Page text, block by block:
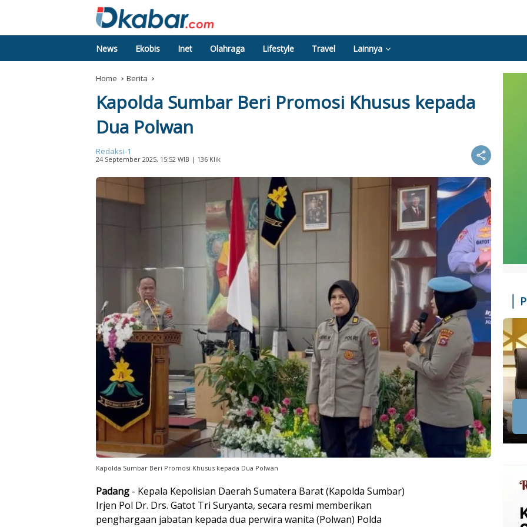
News Ekobis Inet Olahraga Lifestyle Travel Lainnya
Home Berita
Kapolda Sumbar Beri Promosi Khusus kepada
Dua Polwan
Redaksi-1
24 September 2025, 15:52 WIB | 136 Klik
Kapolda Sumbar Beri Promosi Khusus kepada Dua Polwan
Padang - Kepala Kepolisian Daerah Sumatera Barat (Kapolda Sumbar)
Irjen Pol Dr. Drs. Gatot Tri Suryanta, secara resmi memberikan
penghargaan jabatan kepada dua perwira wanita (Polwan) Polda